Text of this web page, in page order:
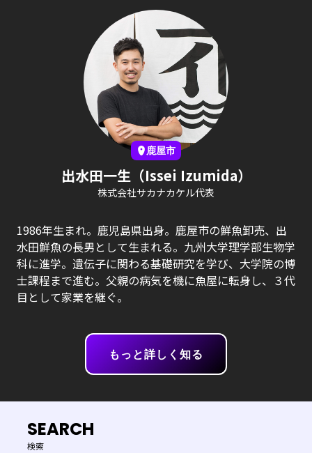
鹿屋市
出水田一生（Issei Izumida）
株式会社サカナカケル代表
1986年生まれ。鹿児島県出身。鹿屋市の鮮魚卸売、出
水田鮮魚の長男として生まれる。九州大学理学部生物学
科に進学。遺伝子に関わる基礎研究を学び、大学院の博
士課程まで進む。父親の病気を機に魚屋に転身し、３代
目として家業を継ぐ。
もっと詳しく知る
SEARCH
検索